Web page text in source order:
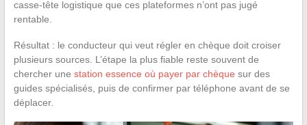
casse-tête logistique que ces plateformes n’ont pas jugé
rentable.
Résultat : le conducteur qui veut régler en chèque doit croiser
plusieurs sources. L’étape la plus fiable reste souvent de
chercher une station essence où payer par chèque sur des
guides spécialisés, puis de confirmer par téléphone avant de se
déplacer.